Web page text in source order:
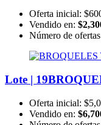
Oferta inicial:
Vendido en:
Número de
Lote | 19
Oferta inicial:
Vendido en: